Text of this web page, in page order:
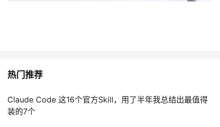
热门推荐
Claude Code 这16个官方Skill，用了半年我总结出最值得
装的7个